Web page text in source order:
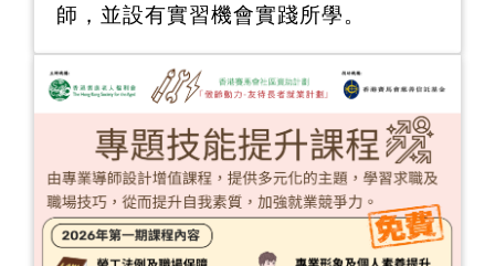
師，並設有實習機會實踐所學。